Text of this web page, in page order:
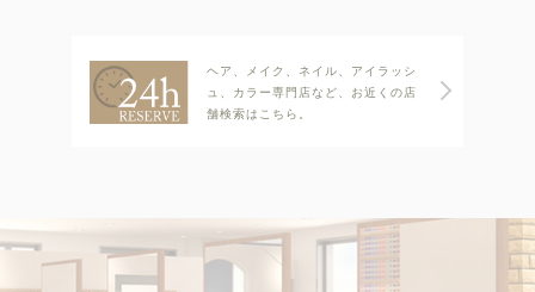
ヘア、メイク、ネイル、アイラッシ
ュ、カラー専門店など、お近くの店
舗検索はこちら。